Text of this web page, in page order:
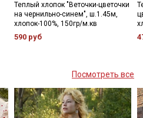
Теплый хлопок "Веточки-цветочки
на чернильно-синем", ш.1.45м,
хлопок-100%, 150гр/м.кв
590 руб
Посмотреть все